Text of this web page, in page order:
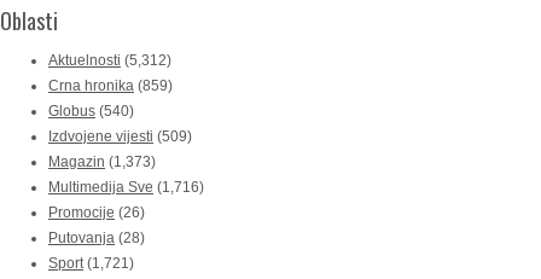
Oblasti
Aktuelnosti (5,312)
Crna hronika (859)
Globus (540)
Izdvojene vijesti (509)
Magazin (1,373)
Multimedija Sve (1,716)
Promocije (26)
Putovanja (28)
Sport(1,721)